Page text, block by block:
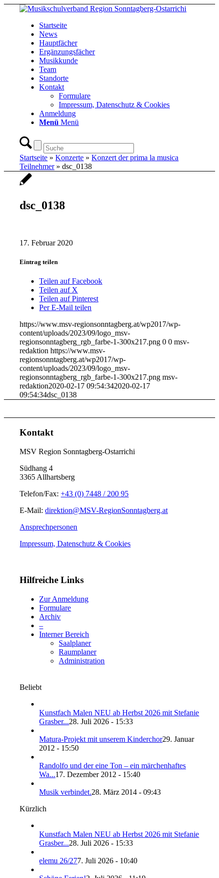
Startseite
News
Hauptfächer
Ergänzungsfächer
Musikkunde
Team
Standorte
Kontakt
Formulare
Impressum, Datenschutz & Cookies
Anmeldung
Menü Menü
Startseite »Konzerte »Konzert der prima la musica
Teilnehmer»dsc_0138
dsc_0138
17. Februar 2020
Eintrag teilen
Teilen auf Facebook
Teilen auf X
Teilen auf Pinterest
Per E-Mail teilen
https://www.msv-regionsonntagberg.at/wp2017/wp-
content/uploads/2023/09/logo_msv-
regionsonntagberg_rgb_farbe-1-300x217.png 0 0 msv-
redaktion https://www.msv-
regionsonntagberg.at/wp2017/wp-
content/uploads/2023/09/logo_msv-
regionsonntagberg_rgb_farbe-1-300x217.png msv-
redaktion2020-02-17 09:54:342020-02-17
09:54:34dsc_0138
Kontakt
MSV Region Sonntagberg-Ostarrichi
Südhang 4
3365 Allhartsberg
Telefon/Fax:+43 (0) 7448 / 200 95
E-Mail:direktion@MSV-RegionSonntagberg.at
Ansprechpersonen
Impressum, Datenschutz & Cookies
Hilfreiche Links
Zur Anmeldung
Formulare
Archiv
–
Interner Bereich
Saalplaner
Raumplaner
Administration
Beliebt
Kunstfach Malen NEU ab Herbst 2026 mit Stefanie
Grasber...28. Juli 2026 - 15:33
Matura-Projekt mit unserem Kinderchor29. Januar
2012 - 15:50
Randolfo und der eine Ton – ein märchenhaftes
Wa...17. Dezember 2012 - 15:40
Musik verbindet.28. März 2014 - 09:43
Kürzlich
Kunstfach Malen NEU ab Herbst 2026 mit Stefanie
Grasber...28. Juli 2026 - 15:33
elemu 26/277. Juli 2026 - 10:40